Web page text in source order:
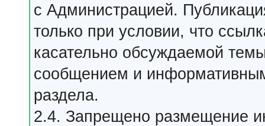
с Администрацией.
только при условии, что
касательно обсуждаемой
сообщением и
раздела.
2.4. Запрещено размещение